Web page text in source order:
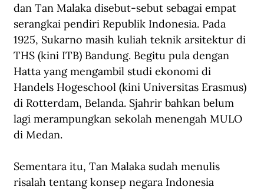
dan Tan Malaka disebut-sebut sebagai empat
serangkai pendiri Republik Indonesia. Pada
1925, Sukarno masih kuliah teknik arsitektur di
THS (kini ITB) Bandung. Begitu pula dengan
Hatta yang mengambil studi ekonomi di
Handels Hogeschool (kini Universitas Erasmus)
di Rotterdam, Belanda. Sjahrir bahkan belum
lagi merampungkan sekolah menengah MULO
di Medan.
Sementara itu, Tan Malaka sudah menulis
risalah tentang konsep negara Indonesia